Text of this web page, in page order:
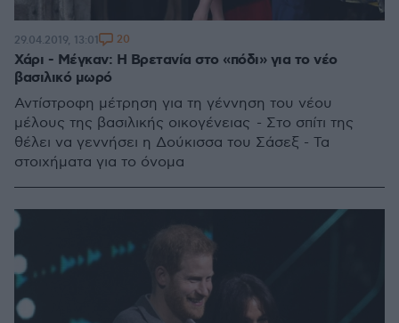
Χάρι - Μέγκαν: Η Βρετανία στο «πόδι» για το νέο
βασιλικό μωρό
Αντίστροφη μέτρηση για τη γέννηση του νέου
μέλους της βασιλικής οικογένειας - Στο σπίτι της
θέλει να γεννήσει η Δούκισσα του Σάσεξ - Τα
στοιχήματα για το όνομα
29.04.2019, 13:01 20